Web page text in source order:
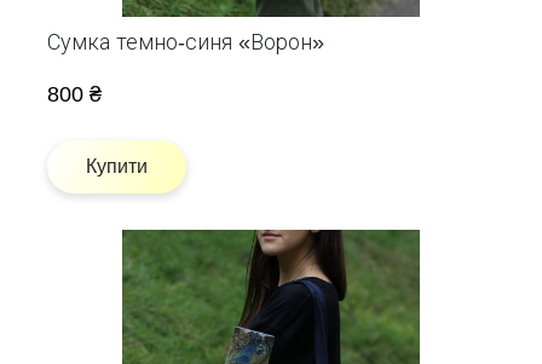
Сумка темно-синя «Ворон»
800 ₴
Купити